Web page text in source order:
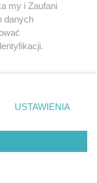
w
wyzwaniem
unikanie
–
my i Zaufani
danych
prywatności
zgody
się takiemu
tylko
USTAWIENIA